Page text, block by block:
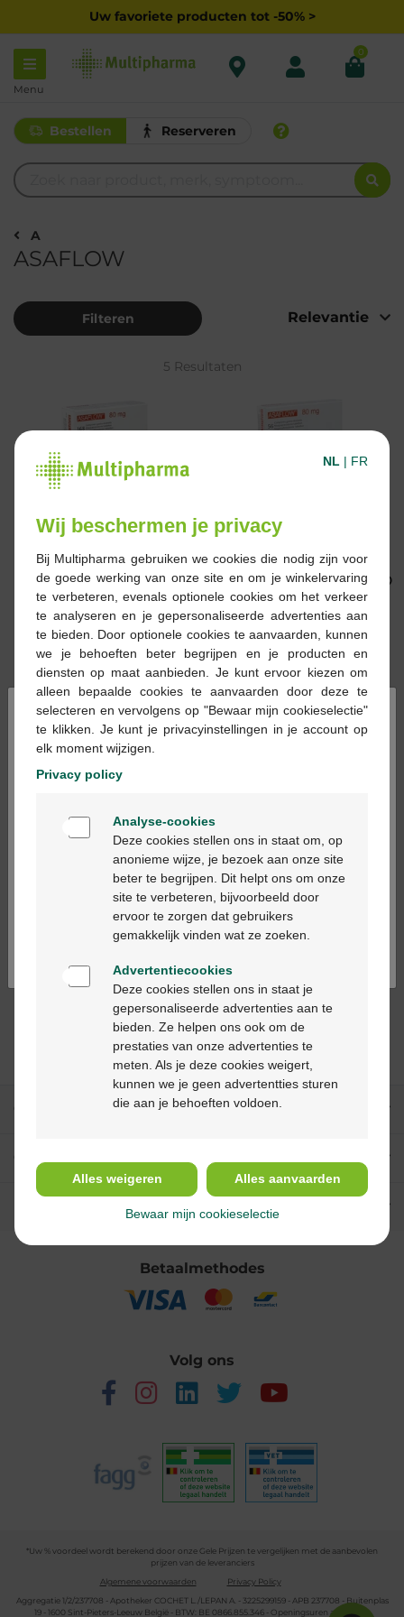
Uw favoriete producten tot -50% >
Menu
0
Bestellen Reserveren
A
ASAFLOW
Filteren
5 Resultaten
Asaflow 80mg
168x 80mg
Asaflow 80mg
80mg
€ 10,80
Asaflow 160mg
maagsapres comp bli
€ 9,22
Asaflow 80 mg
maagsapresist. tabl.
168
Onze diensten
Betaalmethodes
Volg ons
*Uw % voordeel wordt berekend door onze Gele Prijzen te vergelijken met de aanbevolen
prijzen van de leveranciers
Algemene voorwaarden
Privacy Policy
Aggregatie 1/2/237708 - Apotheker COCHET L./LEPAN A. - 3225299159 - APB 237708 - Buitenplas
19 - 1600 Sint-Pieters-Leeuw België - BTW: BE 0866.855.346 - Openingsuren apotheek:
×
Bienvenue
Ga verder in het nederlands
Continuez en français
NL | FR
Wij beschermen je privacy
Bij Multipharma gebruiken we cookies die nodig zijn voor
de goede werking van onze site en om je winkelervaring
te verbeteren, evenals optionele cookies om het verkeer
te analyseren en je gepersonaliseerde advertenties aan
te bieden. Door optionele cookies te aanvaarden, kunnen
we je behoeften beter begrijpen en je producten en
diensten op maat aanbieden. Je kunt ervoor kiezen om
alleen bepaalde cookies te aanvaarden door deze te
selecteren en vervolgens op "Bewaar mijn cookieselectie"
te klikken. Je kunt je privacyinstellingen in je account op
elk moment wijzigen.
Privacy policy
Analyse-cookies
Deze cookies stellen ons in staat om, op
anonieme wijze, je bezoek aan onze site
beter te begrijpen. Dit helpt ons om onze
site te verbeteren, bijvoorbeeld door
ervoor te zorgen dat gebruikers
gemakkelijk vinden wat ze zoeken.
Advertentiecookies
Deze cookies stellen ons in staat je
gepersonaliseerde advertenties aan te
bieden. Ze helpen ons ook om de
prestaties van onze advertenties te
meten. Als je deze cookies weigert,
kunnen we je geen advertentties sturen
die aan je behoeften voldoen.
Alles weigeren Alles aanvaarden
Bewaar mijn cookieselectie